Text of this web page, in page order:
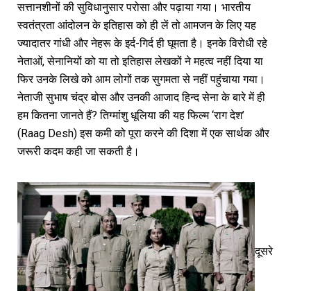
सत्तानशीनों की सुविधानुसार परोसा और पढ़ाया गया। भारतीय
स्वतंत्रता आंदोलन के इतिहास को ही लें तो आमजन के लिए यह
ज्यादातर गांधी और नेहरू के इर्द-गिर्द ही घूमता है। इनके विरोधी रहे
नेताओं, सेनानियों को या तो इतिहास लेखकों ने महत्व नहीं दिया या
फिर उनके लिखे को आम लोगों तक सुगमता से नहीं पहुंचाया गया।
नेताजी सुभाष चंद्र बोस और उनकी आजाद हिन्द सेना के बारे में ही
हम कितना जानते हैं? तिग्मांशु धूलिया की यह फिल्म ‘राग देश’
(Raag Desh) इस कमी को पूरा करने की दिशा में एक सार्थक और
जरूरी कदम कही जा सकती है।
दूसरे